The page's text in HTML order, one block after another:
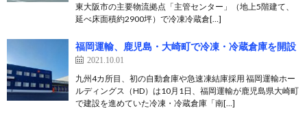
東大阪市の主要物流拠点「主管センター」（地上5階建て、
延べ床面積約2900坪）で冷凍冷蔵倉[…]
福岡運輸、鹿児島・大崎町で冷凍・冷蔵倉庫を開設
2021.10.01
九州4カ所目、初の自動倉庫や急速凍結庫採用 福岡運輸ホー
ルディングス（HD）は10月1日、福岡運輸が鹿児島県大崎町
で建設を進めていた冷凍・冷蔵倉庫「南[…]